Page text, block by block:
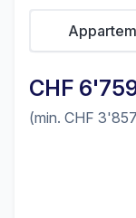
CHF
(min. CHF